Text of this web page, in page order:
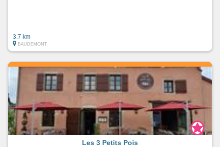
3.7 km
BAUDEMONT
Les 3 Petits Pois